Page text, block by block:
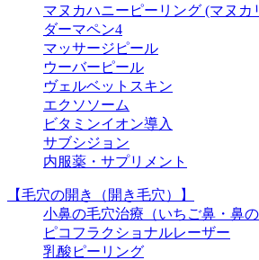
マヌカハニーピーリング (マヌカ
ダーマペン4
マッサージピール
ウーバーピール
ヴェルベットスキン
エクソソーム
ビタミンイオン導入
サブシジョン
内服薬・サプリメント
【毛穴の開き（開き毛穴）】
小鼻の毛穴治療（いちご鼻・鼻の
ピコフラクショナルレーザー
乳酸ピーリング